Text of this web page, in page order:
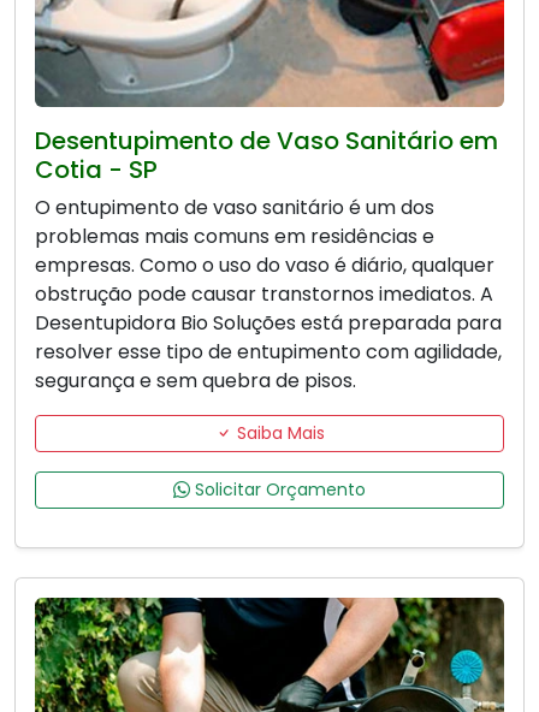
Desentupimento de Vaso Sanitário em
Cotia - SP
O entupimento de vaso sanitário é um dos
problemas mais comuns em residências e
empresas. Como o uso do vaso é diário, qualquer
obstrução pode causar transtornos imediatos. A
Desentupidora Bio Soluções está preparada para
resolver esse tipo de entupimento com agilidade,
segurança e sem quebra de pisos.
Saiba Mais
Solicitar Orçamento